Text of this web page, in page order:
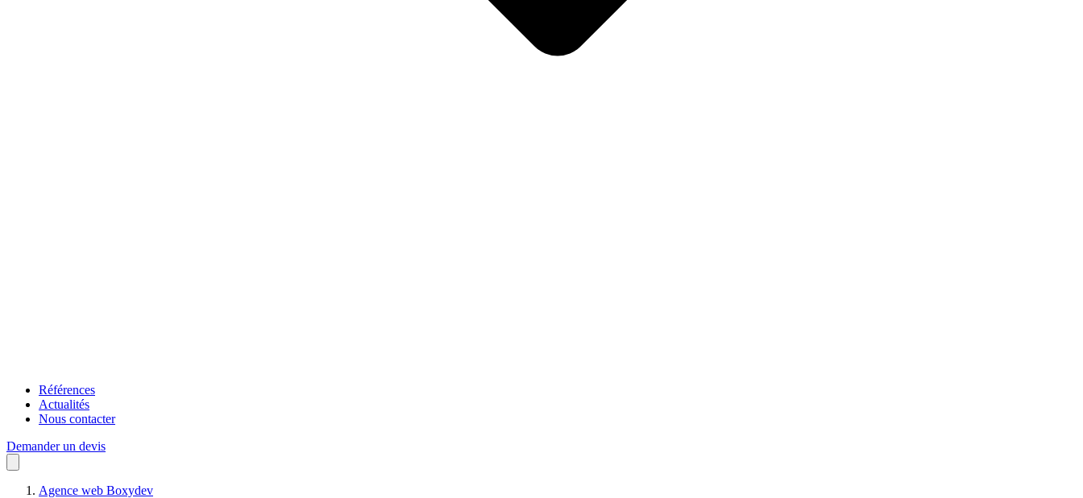
Références
Actualités
Nous contacter
Demander un devis
Agence web Boxydev